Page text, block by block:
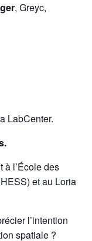
, Greyc,
LabCenter.
à l’École des
et au Loria
l’intention
spatiale ?